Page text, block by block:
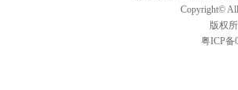
Copyright© All
版权
粤ICP备